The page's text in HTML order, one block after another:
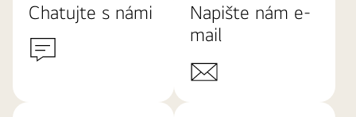
Chatujte s námi
Napište nám e-
mail